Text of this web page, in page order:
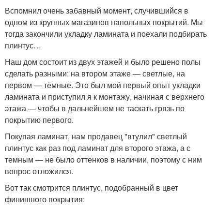
Вспомнил очень забавный момент, случившийся в
одном из крупных магазинов напольных покрытий. Мы
тогда закончили укладку ламината и поехали подбирать
плинтус…
Наш дом состоит из двух этажей и было решено полы
сделать разными: на втором этаже — светлые, на
первом — тёмные. Это был мой первый опыт укладки
ламината и приступил я к монтажу, начиная с верхнего
этажа — чтобы в дальнейшем не таскать грязь по
покрытию первого.
Покупая ламинат, нам продавец "втулил" светлый
плинтус как раз под ламинат для второго этажа, а с
темным — не было оттенков в наличии, поэтому с ним
вопрос отложился.
Вот так смотрится плинтус, подобранный в цвет
финишного покрытия: